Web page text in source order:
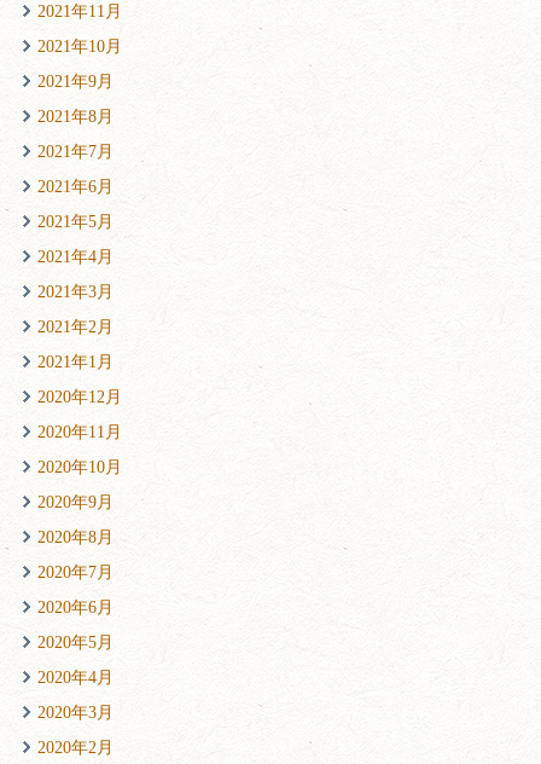
2021年11月
2021年10月
2021年9月
2021年8月
2021年7月
2021年6月
2021年5月
2021年4月
2021年3月
2021年2月
2021年1月
2020年12月
2020年11月
2020年10月
2020年9月
2020年8月
2020年7月
2020年6月
2020年5月
2020年4月
2020年3月
2020年2月